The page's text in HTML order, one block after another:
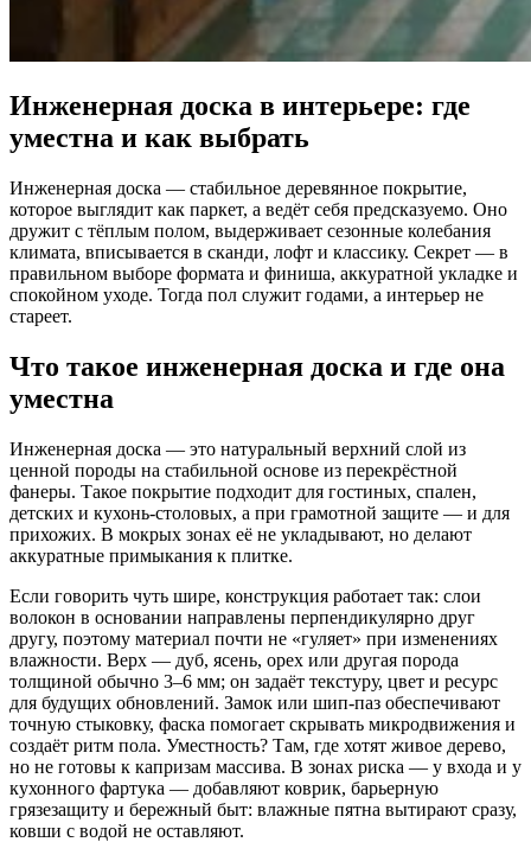
Инженерная доска в интерьере: где
уместна и как выбрать
Инженерная доска — стабильное деревянное покрытие,
которое выглядит как паркет, а ведёт себя предсказуемо. Оно
дружит с тёплым полом, выдерживает сезонные колебания
климата, вписывается в сканди, лофт и классику. Секрет — в
правильном выборе формата и финиша, аккуратной укладке и
спокойном уходе. Тогда пол служит годами, а интерьер не
стареет.
Что такое инженерная доска и где она
уместна
Инженерная доска — это натуральный верхний слой из
ценной породы на стабильной основе из перекрёстной
фанеры. Такое покрытие подходит для гостиных, спален,
детских и кухонь-столовых, а при грамотной защите — и для
прихожих. В мокрых зонах её не укладывают, но делают
аккуратные примыкания к плитке.
Если говорить чуть шире, конструкция работает так: слои
волокон в основании направлены перпендикулярно друг
другу, поэтому материал почти не «гуляет» при изменениях
влажности. Верх — дуб, ясень, орех или другая порода
толщиной обычно 3–6 мм; он задаёт текстуру, цвет и ресурс
для будущих обновлений. Замок или шип‑паз обеспечивают
точную стыковку, фаска помогает скрывать микродвижения и
создаёт ритм пола. Уместность? Там, где хотят живое дерево,
но не готовы к капризам массива. В зонах риска — у входа и у
кухонного фартука — добавляют коврик, барьерную
грязезащиту и бережный быт: влажные пятна вытирают сразу,
ковши с водой не оставляют.